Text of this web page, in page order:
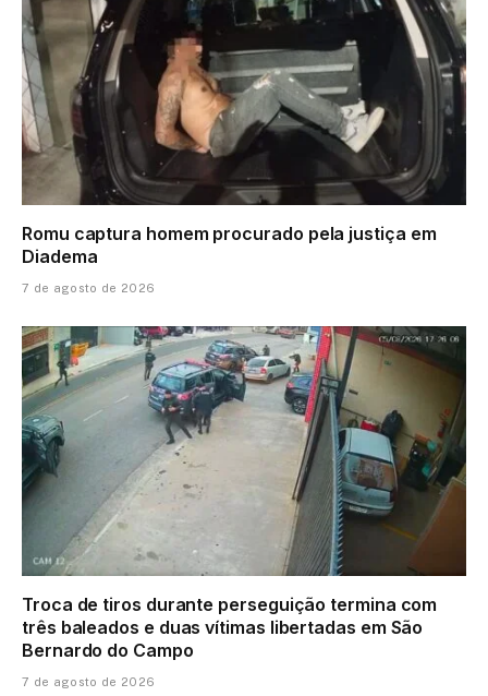
Romu captura homem procurado pela justiça em
Diadema
7 de agosto de 2026
Troca de tiros durante perseguição termina com
três baleados e duas vítimas libertadas em São
Bernardo do Campo
7 de agosto de 2026